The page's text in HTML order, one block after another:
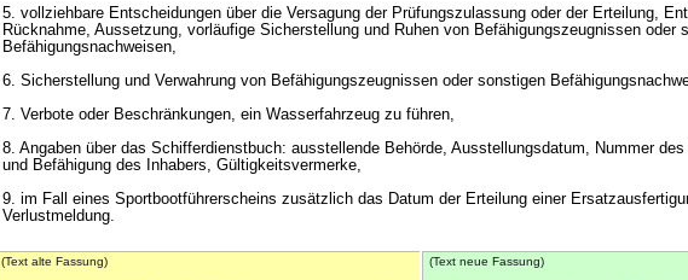
5. vollziehbare Entscheidungen über die Versagung der Prüfungszulassung oder der Erteilung,
Rücknahme, Aussetzung, vorläufige Sicherstellung und Ruhen von Befähigungszeugnissen oder
Befähigungsnachweisen,
6. Sicherstellung und Verwahrung von Befähigungszeugnissen oder sonstigen
7. Verbote oder Beschränkungen, ein Wasserfahrzeug zu führen,
8. Angaben über das Schifferdienstbuch: ausstellende Behörde, Ausstellungsdatum, Nummer
und Befähigung des Inhabers, Gültigkeitsvermerke,
9. im Fall eines Sportbootführerscheins zusätzlich das Datum der Erteilung einer
Verlustmeldung.
(Text alte Fassung) (Text neue Fassung)